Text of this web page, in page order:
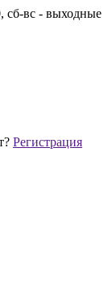
сб-вс - выходные
Регистрация